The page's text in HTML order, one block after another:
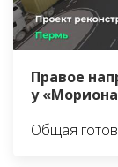
Правое
у
Общая